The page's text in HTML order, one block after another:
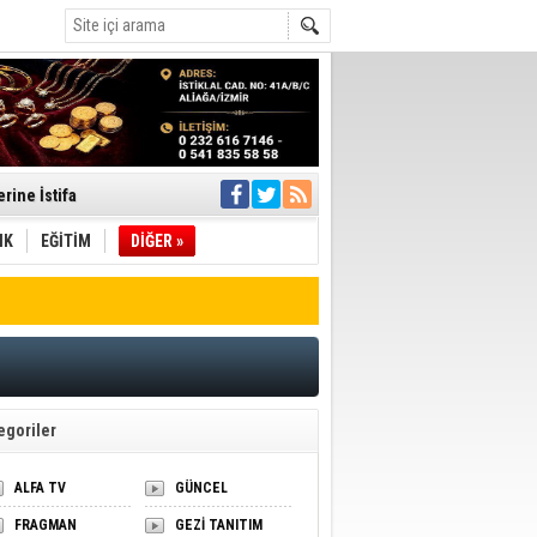
müdahale
Geçti
EĞİTİM DİĞER »
ALFA TV GÜNCEL
FRAGMAN GEZİ TANITIM